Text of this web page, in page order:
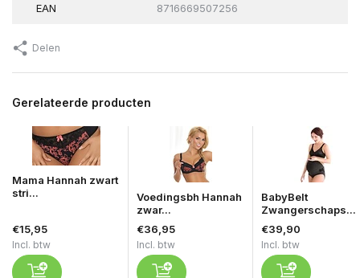
EAN 8716669507256
Delen
Gerelateerde producten
Mama Hannah zwart
stri...
€15,95
Incl. btw
Voedingsbh Hannah
zwar...
€36,95
Incl. btw
BabyBelt
Zwangerschaps...
€39,90
Incl. btw